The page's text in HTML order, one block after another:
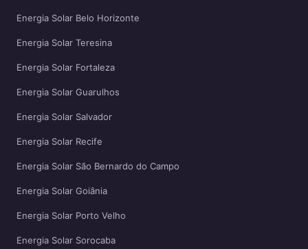
Energia Solar Belo Horizonte
Energia Solar Teresina
Energia Solar Fortaleza
Energia Solar Guarulhos
Energia Solar Salvador
Energia Solar Recife
Energia Solar São Bernardo do Campo
Energia Solar Goiânia
Energia Solar Porto Velho
Energia Solar Sorocaba